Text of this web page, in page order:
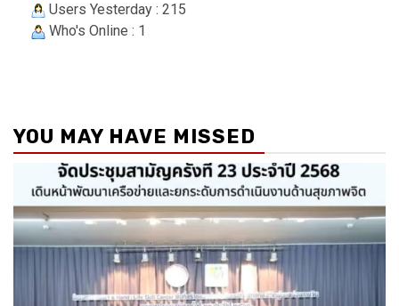
Users Yesterday : 215
Who's Online : 1
YOU MAY HAVE MISSED